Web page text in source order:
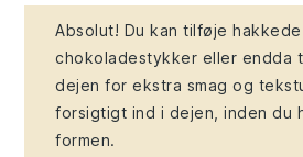
Absolut! Du kan tilføje hakkede
chokoladestykker eller endda
dejen for ekstra smag og
forsigtigt ind i dejen, inden du
formen.